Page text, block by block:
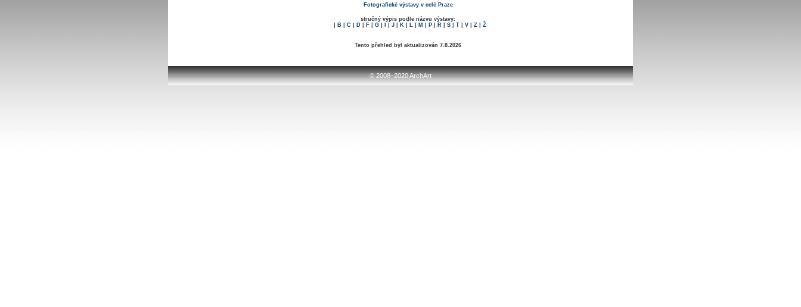
Fotografické výstavy v celé Praze
stručný výpis podle názvu výstavy:
B C D| F| G| J| K| L| M P| R| S| T| V| Z| Ž
Tento přehled byl aktualizován 7.8.2026
© 2008–2020 ArchArt